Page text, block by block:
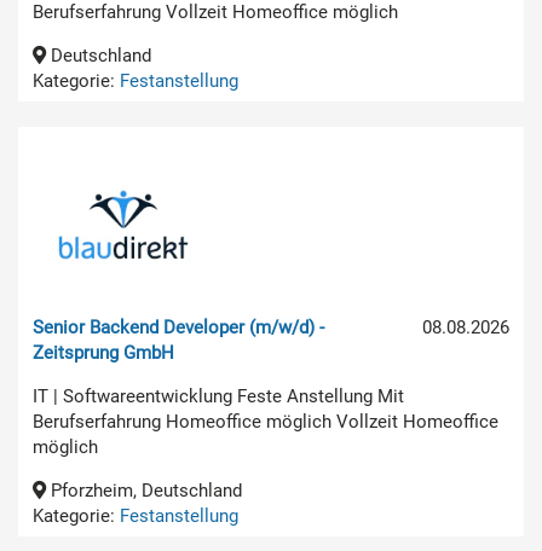
Berufserfahrung Vollzeit Homeoffice möglich
Deutschland
Kategorie: Festanstellung
08.08.2026
Senior Backend Developer (m/w/d) -
Zeitsprung GmbH
IT | Softwareentwicklung Feste Anstellung Mit
Berufserfahrung Homeoffice möglich Vollzeit Homeoffice
möglich
Pforzheim, Deutschland
Kategorie: Festanstellung